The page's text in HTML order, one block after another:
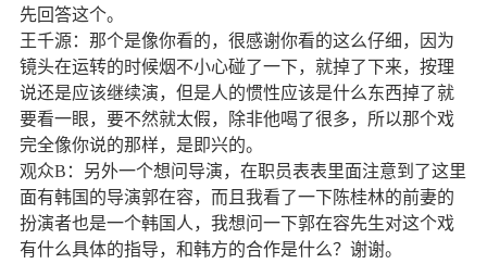
先回答这个。
王千源：那个是像你看的，很感谢你看的这么仔细，因为
镜头在运转的时候烟不小心碰了一下，就掉了下来，按理
说还是应该继续演，但是人的惯性应该是什么东西掉了就
要看一眼，要不然就太假，除非他喝了很多，所以那个戏
完全像你说的那样，是即兴的。
观众B ：另外一个想问导演，在职员表表里面注意到了这里
面有韩国的导演郭在容，而且我看了一下陈桂林的前妻的
扮演者也是一个韩国人，我想问一下郭在容先生对这个戏
有什么具体的指导，和韩方的合作是什么？谢谢。